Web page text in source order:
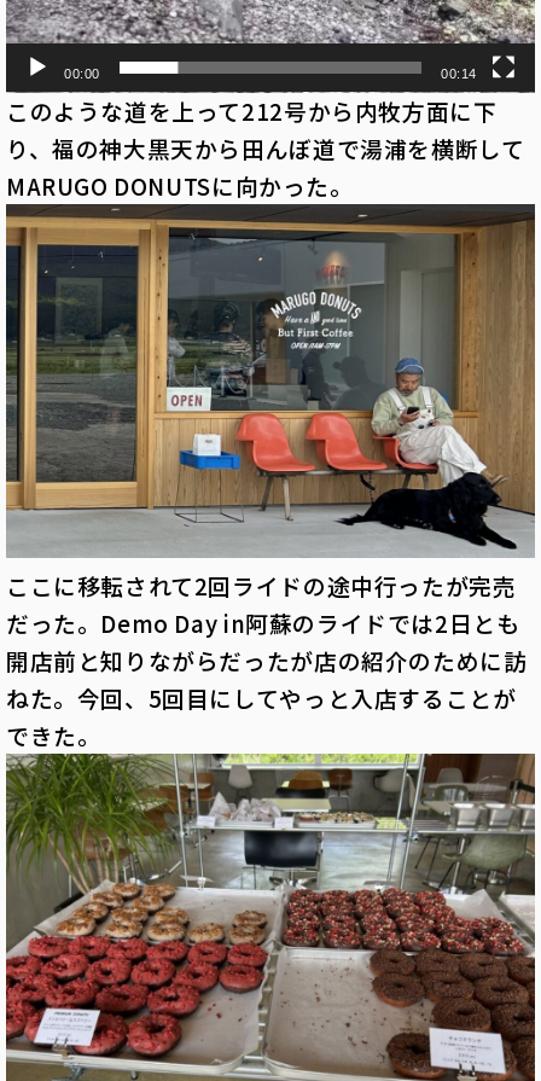
00:00 00:14
このような道を上って212号から内牧方面に下
り、福の神大黒天から田んぼ道で湯浦を横断して
MARUGO DONUTSに向かった。
ここに移転されて2回ライドの途中行ったが完売
だった。Demo Day in阿蘇のライドでは2日とも
開店前と知りながらだったが店の紹介のために訪
ねた。今回、5回目にしてやっと入店することが
できた。